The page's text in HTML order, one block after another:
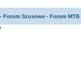
Forum Szosowe - Forum MTB